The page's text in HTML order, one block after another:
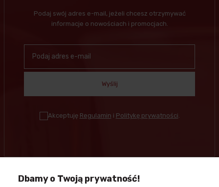
Podaj swój adres e-mail, jeżeli chcesz otrzymywać
informacje o nowościach i promocjach.
Wyślij
Akceptuję Regulamin i Politykę prywatności
Kontakt
Dbamy o Twoją prywatność!